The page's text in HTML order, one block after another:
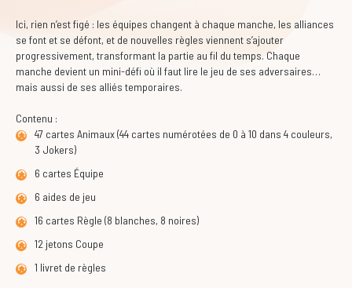
Ici, rien n’est figé : les équipes changent à chaque manche, les alliances
se font et se défont, et de nouvelles règles viennent s’ajouter
progressivement, transformant la partie au fil du temps. Chaque
manche devient un mini-défi où il faut lire le jeu de ses adversaires…
mais aussi de ses alliés temporaires.
Contenu :
47 cartes Animaux (44 cartes numérotées de 0 à 10 dans 4 couleurs,
3 Jokers)
6 cartes Équipe
6 aides de jeu
16 cartes Règle (8 blanches, 8 noires)
12 jetons Coupe
1 livret de règles